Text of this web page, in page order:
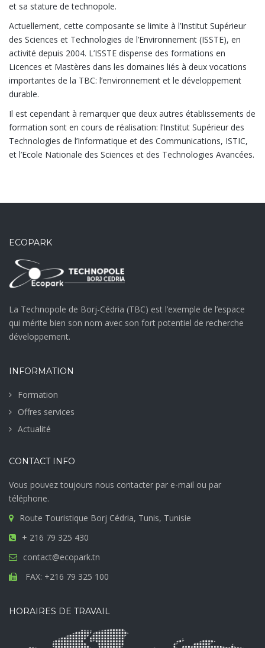
et sa stature de technopole.
Actuellement, cette composante se limite à l’Institut Supérieur
des Sciences et Technologies de l’Environnement (ISSTE), en
activité depuis 2004. L’ISSTE dispense des formations en
Licences et Mastères dans les domaines liés à deux vocations
importantes de la TBC: l’environnement et le développement
durable.
Il est cependant à remarquer que deux autres établissements de
formation sont en cours de réalisation: l’Institut Supérieur des
Technologies de l’Informatique et des Communications, ISTIC,
et l’Ecole Nationale des Sciences et des Technologies Avancées.
ECOPARK
La Technopole de Borj-Cédria (TBC) est l’exemple de l’espace
qui mérite bien son nom avec son fort potentiel de recherche
développement.
INFORMATION
Formation
Offres services
Actualité
CONTACT INFO
Vous pouvez toujours nous contacter par e-mail ou par
téléphone.
Route Touristique Borj Cédria, Tunis, Tunisie
+ 216 79 325 430
contact@ecopark.tn
FAX: +216 79 325 100
HORAIRES DE TRAVAIL